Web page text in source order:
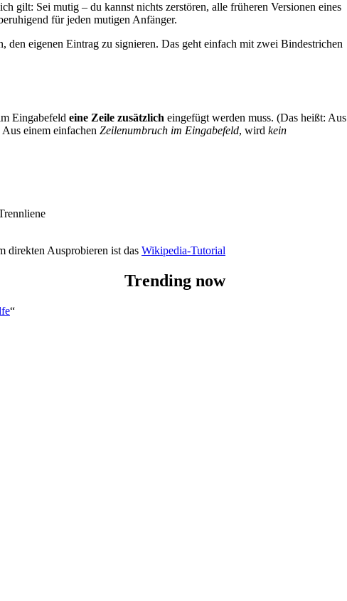
gilt: Sei mutig – du kannst nichts zerstören, alle früheren Versionen eines
für jeden mutigen Anfänger.
den eigenen Eintrag zu signieren. Das geht einfach mit zwei Bindestrichen
Eingabefeld eine Zeile zusätzlich eingefügt werden muss. (Das heißt: Aus
Aus einem einfachen Zeilenumbruch im Eingabefeld, wird kein
direkten Ausprobieren ist das Wikipedia-Tutorial
Trending now
“